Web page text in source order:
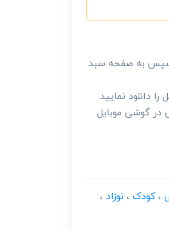
سپس به صفحه سبد
دانلود نمایید.
در گوشی موبایل
،کودک ، نوزاد ،